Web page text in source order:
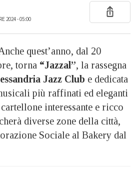
2024 - 05:00
quest’anno, dal 20
torna “Jazzal”, la rassegna
Jazz Club e dedicata
più raffinati ed eleganti
interessante e ricco
diverse zone della città,
Sociale al Bakery dal